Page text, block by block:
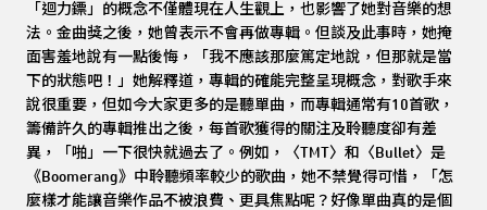
「迴力鏢」的概念不僅體現在人生觀上，也影響了她對音樂的想
法。金曲獎之後，她曾表示不會再做專輯。但談及此事時，她掩
面害羞地說有一點後悔，「我不應該那麼篤定地說，但那就是當
下的狀態吧！」她解釋道，專輯的確能完整呈現概念，對歌手來
說很重要，但如今大家更多的是聽單曲，而專輯通常有10首歌，
籌備許久的專輯推出之後，每首歌獲得的關注及聆聽度卻有差
異，「啪」一下很快就過去了。例如，〈TMT〉和〈Bullet〉是
《Boomerang》中聆聽頻率較少的歌曲，她不禁覺得可惜，「怎
麼樣才能讓音樂作品不被浪費、更具焦點呢？好像單曲真的是個